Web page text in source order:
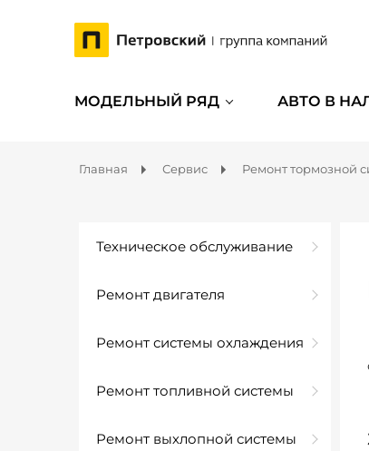
МОДЕЛЬНЫЙ РЯД АВТО В
Главная Сервис Ремонт тормозной
Техническое обслуживание
Ремонт двигателя
Ремонт системы охлаждения
Ремонт топливной системы
Ремонт выхлопной системы